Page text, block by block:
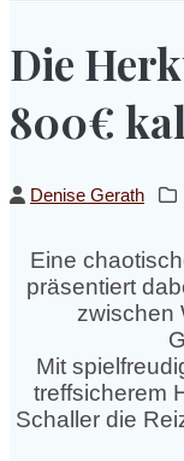
Die
800€
Denise Gerath
Eine
präsentiert
zwischen
Mit
treffsicherem
Schaller die